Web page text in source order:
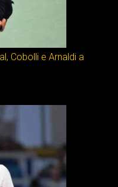
Cobolli e Arnaldi a